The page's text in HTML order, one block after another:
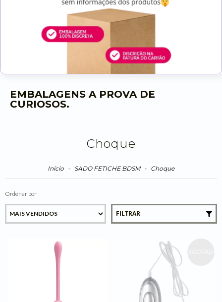
EMBALAGENS A PROVA DE
CURIOSOS.
Choque
Início - SADO FETICHE BDSM - Choque
Ordenar por
FILTRAR